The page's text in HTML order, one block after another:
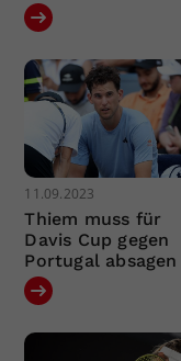
11.09.2023
Thiem muss für
Davis Cup gegen
Portugal absagen